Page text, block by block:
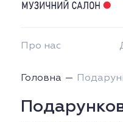
Про нас
Головна